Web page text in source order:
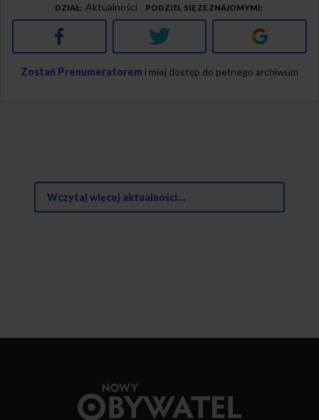
DZIAŁ Aktualności PODZIEL SIĘ ZE ZNAJOMYMI
Facebook Twitter Google+
Zostań Prenumeratorem i miej dostęp do pełnego archiwum
Wczytaj więcej aktualności...
strony